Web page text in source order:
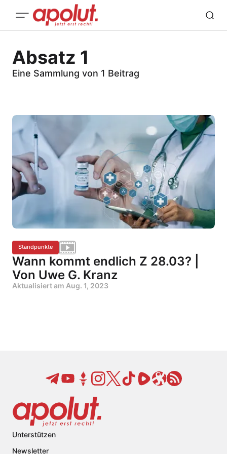
Absatz 1
Eine Sammlung von 1 Beitrag
Standpunkte
Wann kommt endlich Z 28.03? |
Von Uwe G. Kranz
Aktualisiert am Aug. 1, 2023
Unterstützen
Newsletter